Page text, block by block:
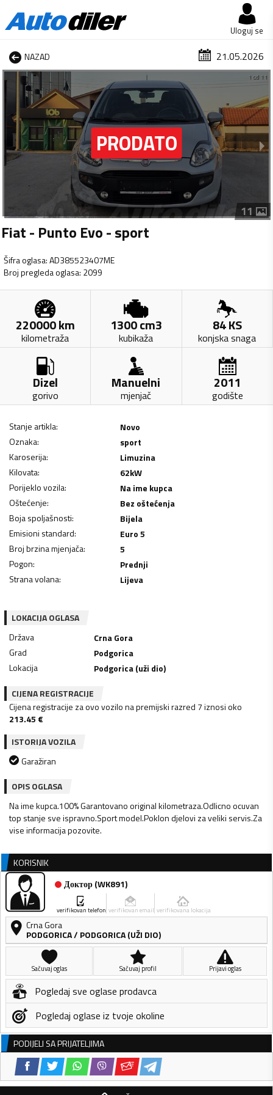
Uloguj se
NAZAD 21.05.2026
1 od 11
11
Fiat - Punto Evo - sport
Šifra oglasa:AD385523407ME
Broj pregleda oglasa: 2099
220000km
kilometraža
1300cm3
kubikaža
84KS
konjska snaga
Dizel
gorivo
Manuelni
mjenjač
2011
godište
Stanje artikla:
Novo
Oznaka:
sport
Karoserija:
Limuzina
Kilovata: 62kW
Porijeklo vozila:
Na ime kupca
Oštećenje:
Bez oštećenja
Boja spoljašnosti:
Bijela
Emisioni standard:
Euro 5
Broj brzina mjenjača:
5
Pogon:
Prednji
Strana volana: Lijeva
LOKACIJA OGLASA
Država
Crna Gora
Grad
Podgorica
Lokacija
Podgorica (uži dio)
CIJENA REGISTRACIJE
Cijena registracije za ovo vozilo na premijski razred 7 iznosi oko
213.45 €
ISTORIJA VOZILA
Garažiran
OPIS OGLASA
Na ime kupca.100% Garantovano original kilometraza.Odlicno ocuvan
top stanje sve ispravno.Sport model.Poklon djelovi za veliki servis.Za
vise informacija pozovite.
KORISNIK
Доктор(WK891)
verifikovan telefon verifikovan email verifikovana lokacija
Crna Gora
PODGORICA/ PODGORICA (UŽI DIO)
Sačuvaj oglas Sačuvaj profil Prijavi oglas
Pogledaj sve oglase prodavca
Pogledaj oglase iz tvoje okoline
PODIJELI SA PRIJATELJIMA